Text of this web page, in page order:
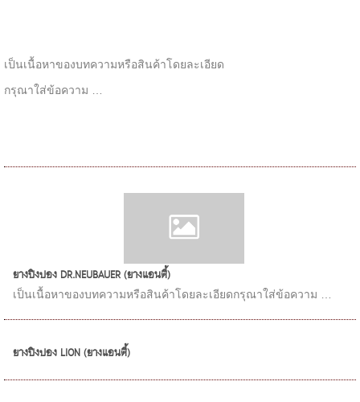
เป็นเนื้อหาของบทความหรือสินค้าโดยละเอียด
กรุณาใส่ข้อความ …
ยางปิงปอง DR.NEUBAUER (ยางแอนตี้)
เป็นเนื้อหาของบทความหรือสินค้าโดยละเอียดกรุณาใส่ข้อความ …
ยางปิงปอง LION (ยางแอนตี้)